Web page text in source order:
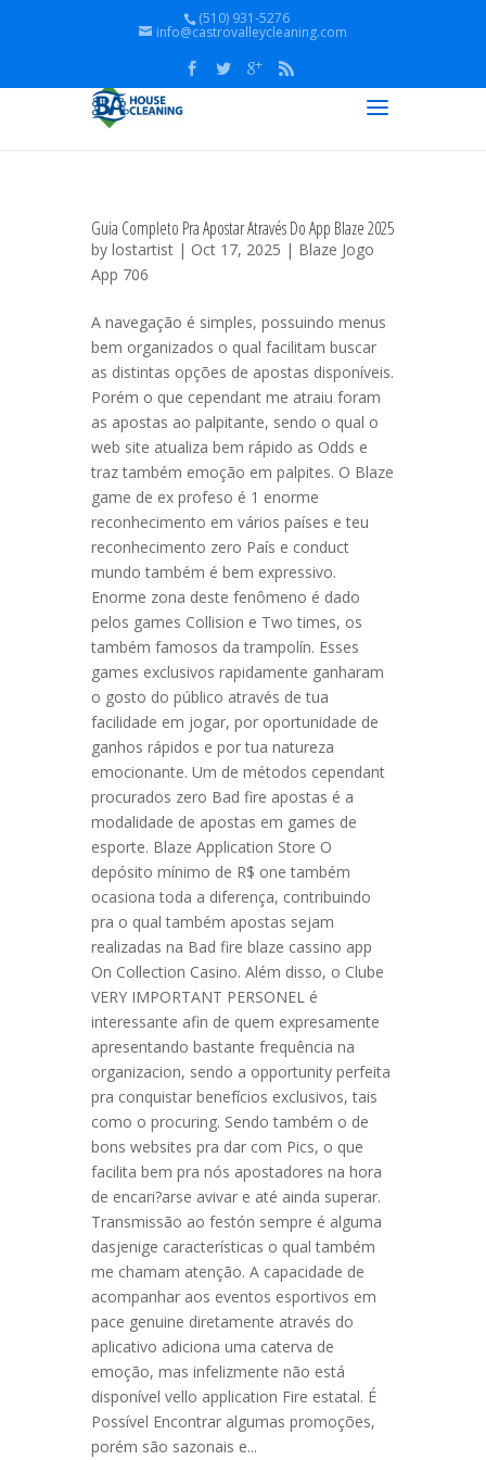
(510) 931-5276
info@castrovalleycleaning.com
Guia Completo Pra Apostar Através Do App Blaze 2025
by lostartist | Oct 17, 2025 | Blaze Jogo
App 706
A navegação é simples, possuindo menus
bem organizados o qual facilitam buscar
as distintas opções de apostas disponíveis.
Porém o que cependant me atraiu foram
as apostas ao palpitante, sendo o qual o
web site atualiza bem rápido as Odds e
traz também emoção em palpites. O Blaze
game de ex profeso é 1 enorme
reconhecimento em vários países e teu
reconhecimento zero País e conduct
mundo também é bem expressivo.
Enorme zona deste fenômeno é dado
pelos games Collision e Two times, os
também famosos da trampolín. Esses
games exclusivos rapidamente ganharam
o gosto do público através de tua
facilidade em jogar, por oportunidade de
ganhos rápidos e por tua natureza
emocionante. Um de métodos cependant
procurados zero Bad fire apostas é a
modalidade de apostas em games de
esporte. Blaze Application Store O
depósito mínimo de R$ one também
ocasiona toda a diferença, contribuindo
pra o qual também apostas sejam
realizadas na Bad fire blaze cassino app
On Collection Casino. Além disso, o Clube
VERY IMPORTANT PERSONEL é
interessante afin de quem expresamente
apresentando bastante frequência na
organizacion, sendo a opportunity perfeita
pra conquistar benefícios exclusivos, tais
como o procuring. Sendo também o de
bons websites pra dar com Pics, o que
facilita bem pra nós apostadores na hora
de encari?arse avivar e até ainda superar.
Transmissão ao festón sempre é alguma
dasjenige características o qual também
me chamam atenção. A capacidade de
acompanhar aos eventos esportivos em
pace genuine diretamente através do
aplicativo adiciona uma caterva de
emoção, mas infelizmente não está
disponível vello application Fire estatal. É
Possível Encontrar algumas promoções,
porém são sazonais e...